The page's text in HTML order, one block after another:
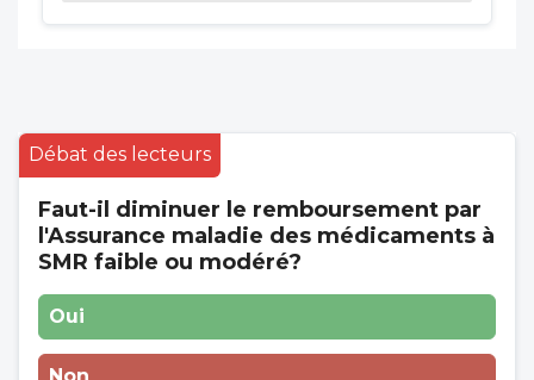
Débat des lecteurs
Faut-il diminuer le remboursement par
l'Assurance maladie des médicaments à
SMR faible ou modéré?
Oui